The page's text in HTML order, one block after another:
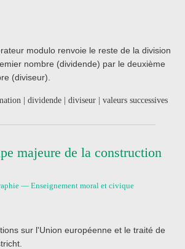
modulo renvoie le reste de la division
nombre (dividende) par le deuxième
(diviseur).
| dividende | diviseur | valeurs successives
majeure de la construction
— Enseignement moral et civique
sur l'Union européenne et le traité de